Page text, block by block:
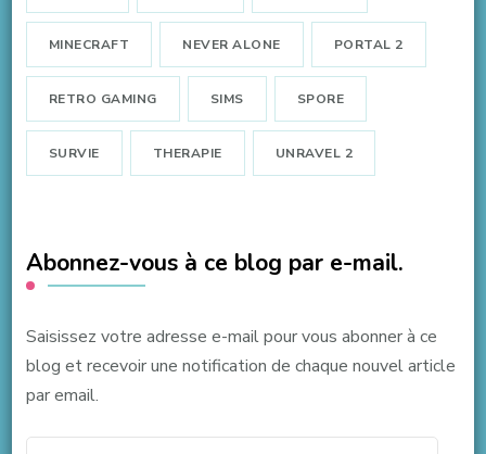
MINECRAFT NEVER ALONE PORTAL 2
RETRO GAMING SIMS SPORE
SURVIE THERAPIE UNRAVEL 2
Abonnez-vous à ce blog par e-mail.
Saisissez votre adresse e-mail pour vous abonner à ce
blog et recevoir une notification de chaque nouvel article
par email.